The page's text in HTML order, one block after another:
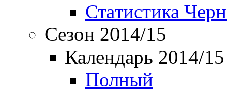
Статистика
Сезон 2014/15
Календарь 2014/15
Полный